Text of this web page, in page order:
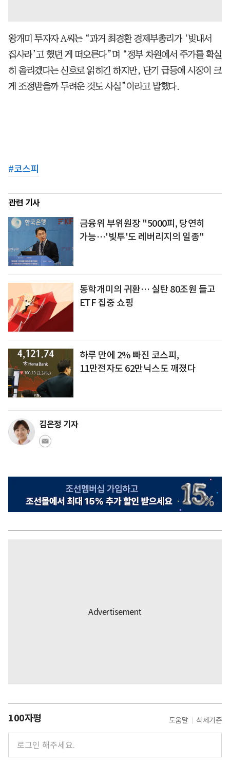
왕개미 투자자 A씨는 “과거 최경환 경제부총리가 ‘빚내서
집사라’고 했던 게 떠오른다”며 “정부 차원에서 주가를 확실
히 올리겠다는 신호로 읽히긴 하지만, 단기 급등에 시장이 크
게 조정받을까 두려운 것도 사실”이라고 말했다.
#코스피
관련 기사
금융위 부위원장 "5000피, 당연히
가능…'빚투'도 레버리지의 일종"
동학개미의 귀환… 실탄 80조원 들고
ETF 집중 쇼핑
하루 만에 2% 빠진 코스피,
11만전자도 62만닉스도 깨졌다
김은정 기자
100자평 도움말 삭제기준